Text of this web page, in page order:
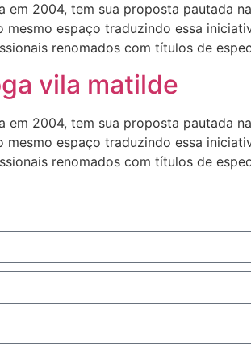
em 2004, tem sua proposta
mesmo espaço traduzindo essa
renomados com títulos de
vila matilde
em 2004, tem sua proposta
mesmo espaço traduzindo essa
renomados com títulos de